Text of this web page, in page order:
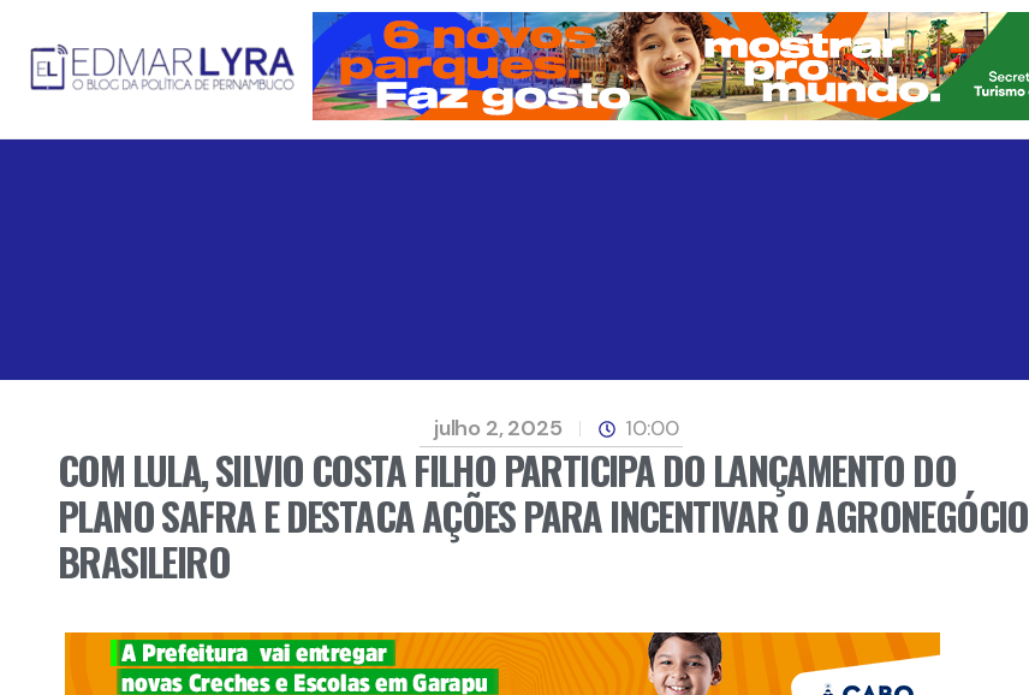
julho 2, 2025 10:00
COM LULA, SILVIO COSTA FILHO PARTICIPA DO LANÇAMENTO DO
PLANO SAFRA E DESTACA AÇÕES PARA INCENTIVAR O AGRONEGÓCIO
BRASILEIRO